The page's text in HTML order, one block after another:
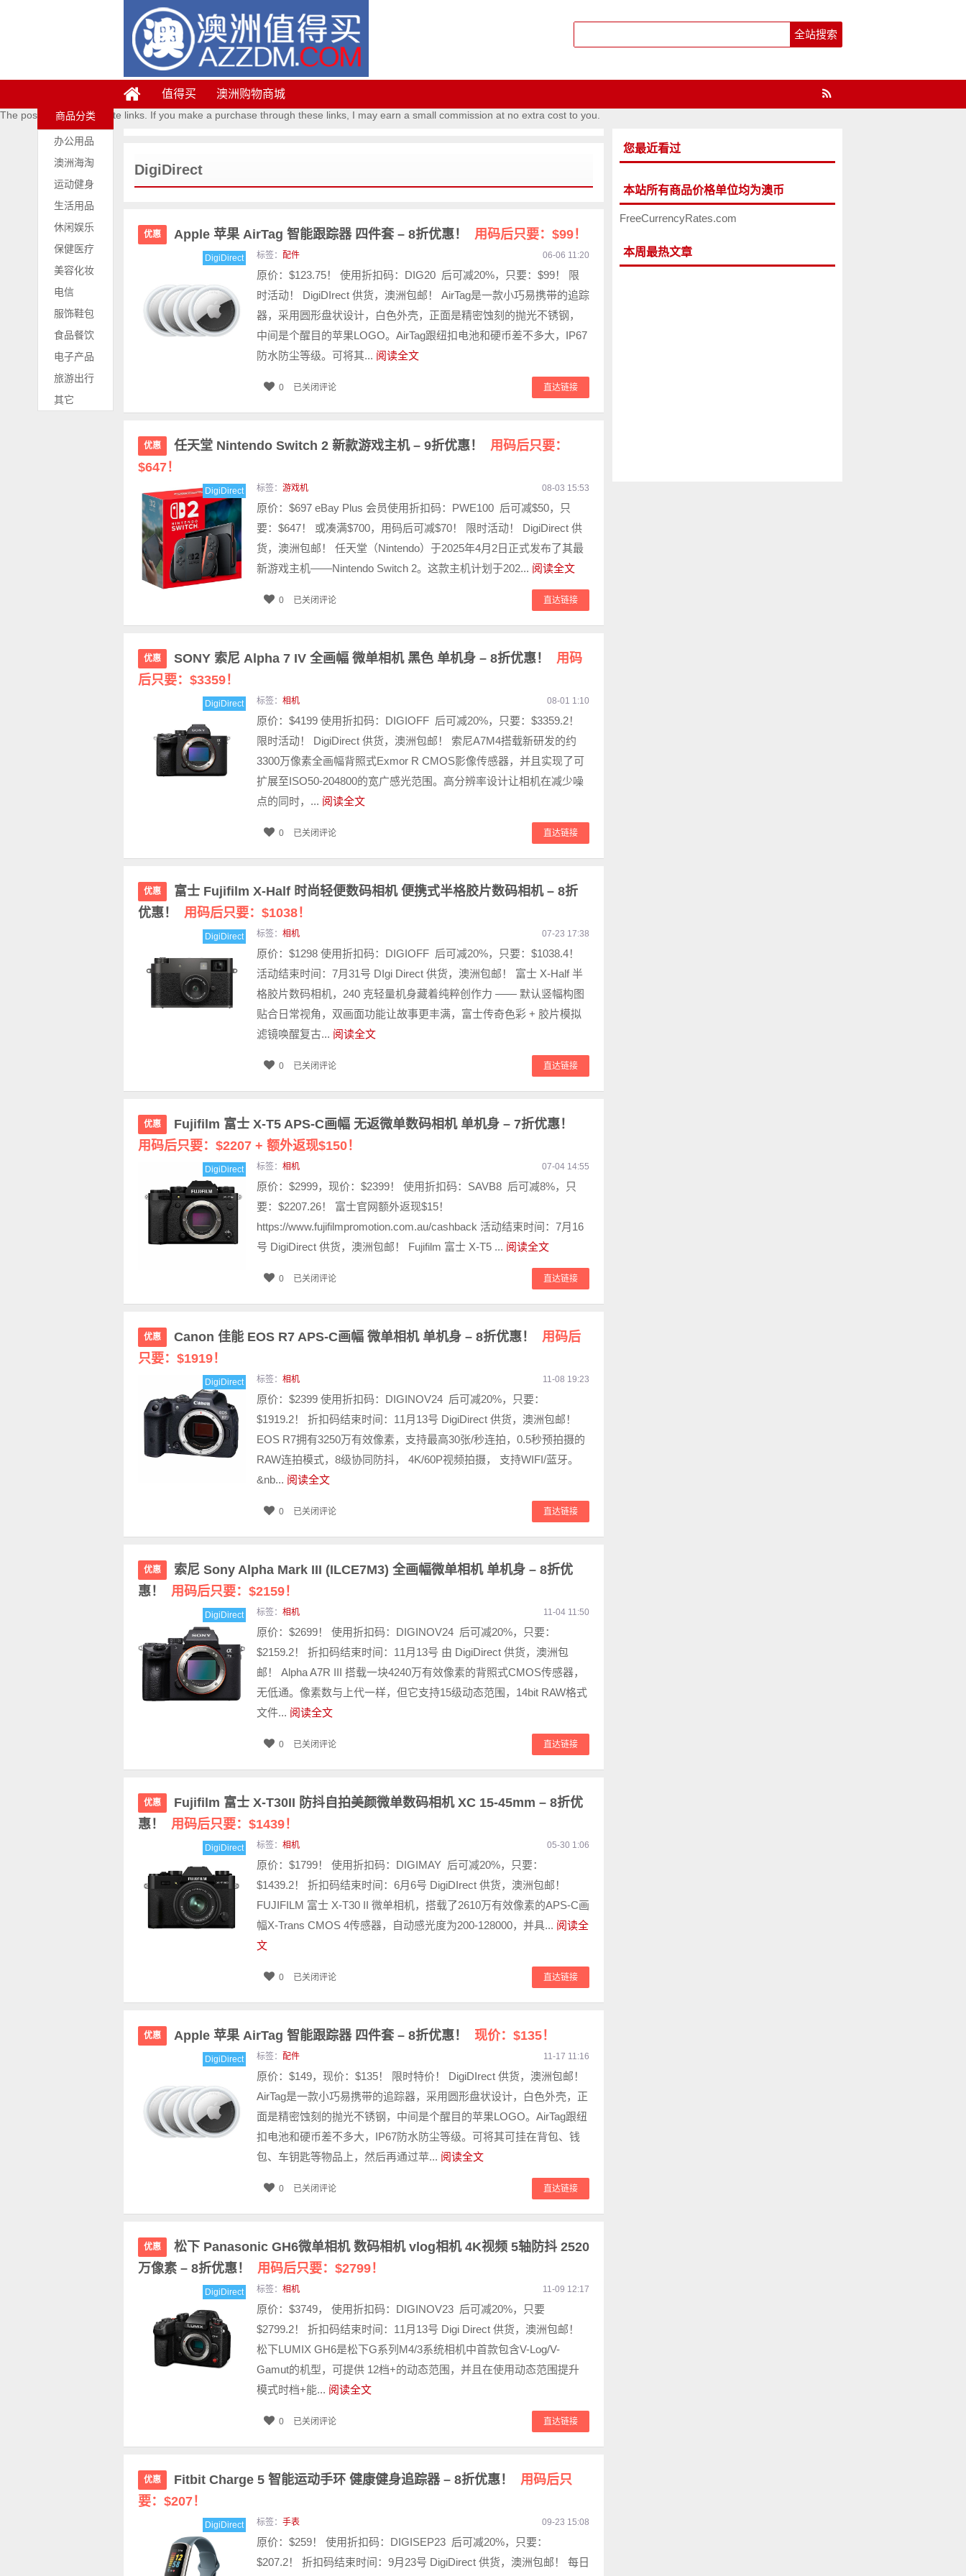
值得买 澳洲购物商城
The posts contains affiliate links. If you make a purchase through these links, I may earn a small commission at no extra cost to you.
商品分类
办公用品
澳洲海淘
运动健身
生活用品
休闲娱乐
保健医疗
美容化妆
电信
服饰鞋包
食品餐饮
电子产品
旅游出行
其它
DigiDirect
优惠 Apple 苹果 AirTag 智能跟踪器 四件套 – 8折优惠！ 用码后只要：$99！
DigiDirect 标签： 配件 06-06 11:20
原价：$123.75！ 使用折扣码：DIG20 后可减20%，只要：$99！ 限
时活动！ DigiDIrect 供货，澳洲包邮！ AirTag是一款小巧易携带的追踪
器，采用圆形盘状设计，白色外壳，正面是精密蚀刻的抛光不锈钢，
中间是个醒目的苹果LOGO。AirTag跟纽扣电池和硬币差不多大，IP67
防水防尘等级。可将其... 阅读全文
直达链接
0 已关闭评论
优惠 任天堂 Nintendo Switch 2 新款游戏主机 – 9折优惠！
用码后只要：
$647！
DigiDirect 标签： 游戏机 08-03 15:53
原价：$697 eBay Plus 会员使用折扣码：PWE100 后可减$50，只
要：$647！ 或凑满$700，用码后可减$70！ 限时活动！ DigiDirect 供
货，澳洲包邮！ 任天堂（Nintendo）于2025年4月2日正式发布了其最
新游戏主机——Nintendo Switch 2。​这款主机计划于202... 阅读全文
直达链接
0 已关闭评论
优惠 SONY 索尼 Alpha 7 IV 全画幅 微单相机 黑色 单机身 – 8折优惠！
用码
后只要：$3359！
DigiDirect 标签： 相机 08-01 1:10
原价：$4199 使用折扣码：DIGIOFF 后可减20%，只要：$3359.2！
限时活动！ DigiDirect 供货，澳洲包邮！ 索尼A7M4搭载新研发的约
3300万像素全画幅背照式Exmor R CMOS影像传感器，并且实现了可
扩展至ISO50-204800的宽广感光范围。高分辨率设计让相机在减少噪
点的同时，... 阅读全文
直达链接
0 已关闭评论
优惠
富士 Fujifilm X-Half 时尚轻便数码相机 便携式半格胶片数码相机 – 8折
优惠！
用码后只要：$1038！
DigiDirect 标签： 相机 07-23 17:38
原价：$1298 使用折扣码：DIGIOFF 后可减20%，只要：$1038.4！
活动结束时间：7月31号 DIgi Direct 供货，澳洲包邮！ 富士 X-Half 半
格胶片数码相机，240 克轻量机身藏着纯粹创作力 —— 默认竖幅构图
贴合日常视角，双画面功能让故事更丰满，富士传奇色彩 + 胶片模拟
滤镜唤醒复古... 阅读全文
直达链接
0 已关闭评论
优惠
Fujifilm 富士 X-T5 APS-C画幅 无返微单数码相机 单机身 – 7折优惠！
用码后只要：$2207 + 额外返现$150！
DigiDirect 标签： 相机 07-04 14:55
原价：$2999，现价：$2399！ 使用折扣码：SAVB8 后可减8%，只
要：$2207.26！ 富士官网额外返现$15！
https://www.fujifilmpromotion.com.au/cashback 活动结束时间：7月16
号 DigiDirect 供货，澳洲包邮！ Fujifilm 富士 X-T5 ... 阅读全文
直达链接
0 已关闭评论
优惠 Canon 佳能 EOS R7 APS-C画幅 微单相机 单机身 – 8折优惠！
用码后
只要：$1919！
DigiDirect 标签： 相机 11-08 19:23
原价：$2399 使用折扣码：DIGINOV24 后可减20%，只要：
$1919.2！ 折扣码结束时间：11月13号 DigiDirect 供货，澳洲包邮！
EOS R7拥有3250万有效像素，支持最高30张/秒连拍，0.5秒预拍摄的
RAW连拍模式，8级协同防抖， 4K/60P视频拍摄， 支持WIFI/蓝牙。
&nb... 阅读全文
直达链接
0 已关闭评论
优惠
索尼 Sony Alpha Mark III (ILCE7M3) 全画幅微单相机 单机身 – 8折优
惠！
用码后只要：$2159！
DigiDirect 标签： 相机 11-04 11:50
原价：$2699！ 使用折扣码：DIGINOV24 后可减20%，只要：
$2159.2！ 折扣码结束时间：11月13号 由 DigiDirect 供货，澳洲包
邮！ Alpha A7R III 搭载一块4240万有效像素的背照式CMOS传感器，
无低通。像素数与上代一样，但它支持15级动态范围，14bit RAW格式
文件... 阅读全文
直达链接
0 已关闭评论
优惠
Fujifilm 富士 X-T30II 防抖自拍美颜微单数码相机 XC 15-45mm – 8折优
惠！
用码后只要：$1439！
DigiDirect 标签： 相机 05-30 1:06
原价：$1799！ 使用折扣码：DIGIMAY 后可减20%，只要：
$1439.2！ 折扣码结束时间：6月6号 DigiDIrect 供货，澳洲包邮！
FUJIFILM 富士 X-T30 II 微单相机，搭载了2610万有效像素的APS-C画
幅X-Trans CMOS 4传感器，自动感光度为200-128000，并具... 阅读全
文
直达链接
0 已关闭评论
优惠 Apple 苹果 AirTag 智能跟踪器 四件套 – 8折优惠！ 现价：$135！
DigiDirect 标签： 配件 11-17 11:16
原价：$149，现价：$135！ 限时特价！ DigiDIrect 供货，澳洲包邮！
AirTag是一款小巧易携带的追踪器，采用圆形盘状设计，白色外壳，正
面是精密蚀刻的抛光不锈钢，中间是个醒目的苹果LOGO。AirTag跟纽
扣电池和硬币差不多大，IP67防水防尘等级。可将其可挂在背包、钱
包、车钥匙等物品上，然后再通过苹... 阅读全文
直达链接
0 已关闭评论
优惠
松下 Panasonic GH6微单相机 数码相机 vlog相机 4K视频 5轴防抖 2520
万像素 – 8折优惠！
用码后只要：$2799！
DigiDirect 标签： 相机 11-09 12:17
原价：$3749， 使用折扣码：DIGINOV23 后可减20%，只要
$2799.2！ 折扣码结束时间：11月13号 Digi Direct 供货，澳洲包邮！
松下LUMIX GH6是松下G系列M4/3系统相机中首款包含V-Log/V-
Gamut的机型，可提供 12档+的动态范围，并且在使用动态范围提升
模式时档+能... 阅读全文
直达链接
0 已关闭评论
优惠 Fitbit Charge 5 智能运动手环 健康健身追踪器 – 8折优惠！
用码后只
要：$207！
DigiDirect 标签： 手表 09-23 15:08
原价：$259！ 使用折扣码：DIGISEP23 后可减20%，只要：
$207.2！ 折扣码结束时间：9月23号 DigiDirect 供货，澳洲包邮！ 每日
您最近看过
本站所有商品价格单位均为澳币
FreeCurrencyRates.com
本周最热文章